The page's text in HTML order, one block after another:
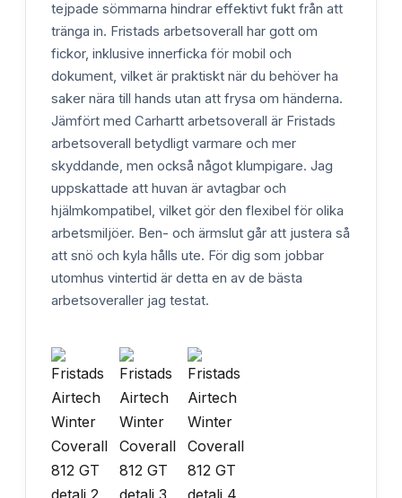
tejpade sömmarna hindrar effektivt fukt från att
tränga in. Fristads arbetsoverall har gott om
fickor, inklusive innerficka för mobil och
dokument, vilket är praktiskt när du behöver ha
saker nära till hands utan att frysa om händerna.
Jämfört med Carhartt arbetsoverall är Fristads
arbetsoverall betydligt varmare och mer
skyddande, men också något klumpigare. Jag
uppskattade att huvan är avtagbar och
hjälmkompatibel, vilket gör den flexibel för olika
arbetsmiljöer. Ben- och ärmslut går att justera så
att snö och kyla hålls ute. För dig som jobbar
utomhus vintertid är detta en av de bästa
arbetsoveraller jag testat.